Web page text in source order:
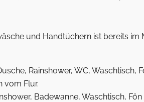
und Handtüchern ist bereits im
Rainshower, WC, Waschtisch,
vom Flur.
Badewanne, Waschtisch,